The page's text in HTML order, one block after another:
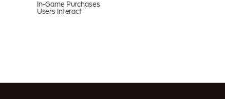
In-Game Purchases
Users Interact